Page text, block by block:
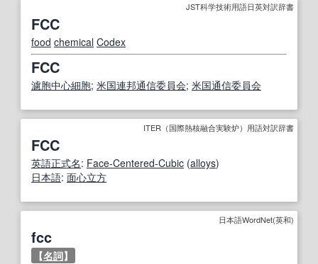
JST科学技術用語日英対訳辞書
FCC
food chemical Codex
FCC
濾胞中心細胞; 米国連邦通信委員会; 米国通信委員会
ITER（国際熱核融合実験炉）用語対訳辞書
FCC
英語正式名: Face-Centered-Cubic (alloys)
日本語: 面心立方
日本語WordNet(英和)
fcc
【名詞】